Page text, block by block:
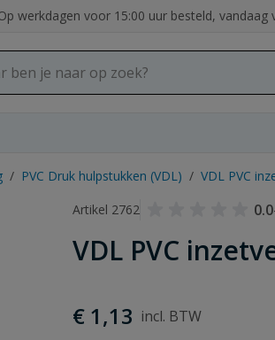
werkdagen voor 15:00 uur besteld, vandaag
/ PVC Druk hulpstukken (VDL) / VDL PVC
Artikel 2762
0.0
VDL PVC
€ 1,13